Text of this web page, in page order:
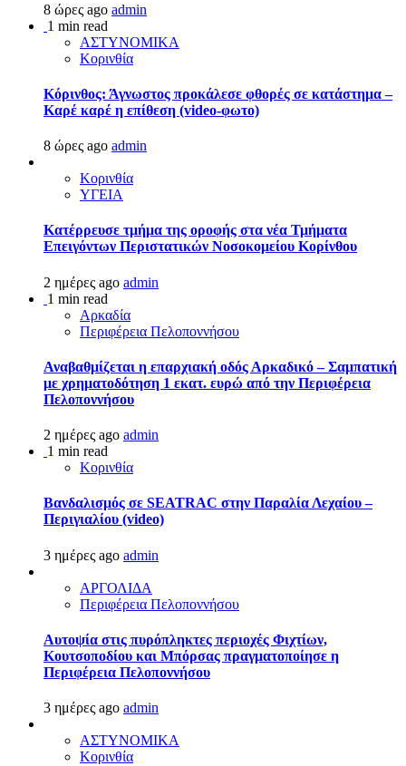
8 ώρες ago admin
1 min read
ΑΣΤΥΝΟΜΙΚΑ
Κορινθία
Κόρινθος: Άγνωστος προκάλεσε φθορές σε κατάστημα –
Καρέ καρέ η επίθεση (video-φωτο)
8 ώρες ago admin
Κορινθία
ΥΓΕΙΑ
Kατέρρευσε τμήμα της οροφής στα νέα Τμήματα
Επειγόντων Περιστατικών Νοσοκομείου Κορίνθου
2 ημέρες ago admin
1 min read
Αρκαδία
Περιφέρεια Πελοποννήσου
Αναβαθμίζεται η επαρχιακή οδός Αρκαδικό – Σαμπατική
με χρηματοδότηση 1 εκατ. ευρώ από την Περιφέρεια
Πελοποννήσου
2 ημέρες ago admin
1 min read
Κορινθία
Βανδαλισμός σε SEATRAC στην Παραλία Λεχαίου –
Περιγιαλίου (video)
3 ημέρες ago admin
ΑΡΓΟΛΙΔΑ
Περιφέρεια Πελοποννήσου
Αυτοψία στις πυρόπληκτες περιοχές Φιχτίων,
Κουτσοποδίου και Μπόρσας πραγματοποίησε η
Περιφέρεια Πελοποννήσου
3 ημέρες ago admin
ΑΣΤΥΝΟΜΙΚΑ
Κορινθία